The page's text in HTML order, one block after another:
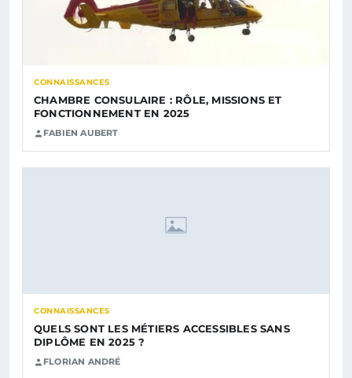
CONNAISSANCES
CHAMBRE CONSULAIRE : RÔLE, MISSIONS ET
FONCTIONNEMENT EN 2025
FABIEN AUBERT
CONNAISSANCES
QUELS SONT LES MÉTIERS ACCESSIBLES SANS
DIPLÔME EN 2025 ?
FLORIAN ANDRÉ